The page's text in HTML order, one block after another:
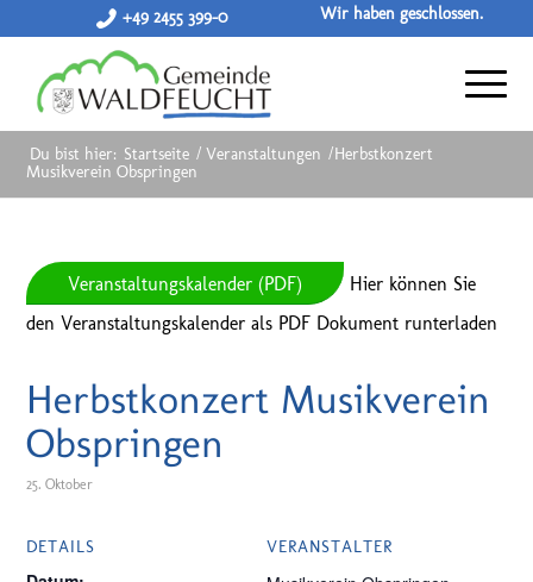
+49 2455 399-0 Wir haben geschlossen.
Du bist hier: Startseite / Veranstaltungen /Herbstkonzert
Musikverein Obspringen
Veranstaltungskalender (PDF)
Hier können Sie
den Veranstaltungskalender als PDF Dokument runterladen
Herbstkonzert Musikverein
Obspringen
25. Oktober
DETAILS VERANSTALTER